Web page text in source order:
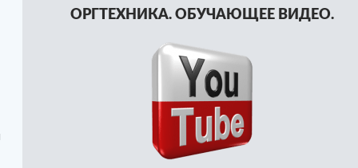
ОРГТЕХНИКА. ОБУЧАЮЩЕЕ ВИДЕО.